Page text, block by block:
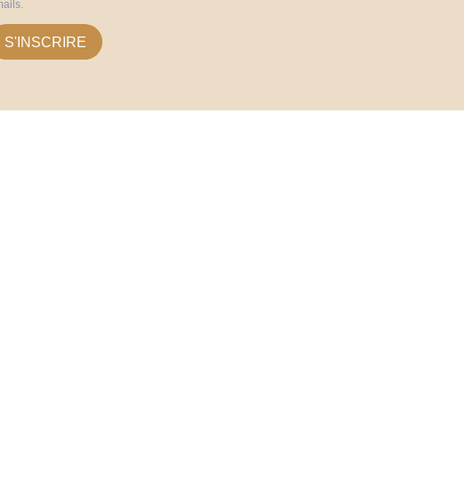
S'INSCRIRE